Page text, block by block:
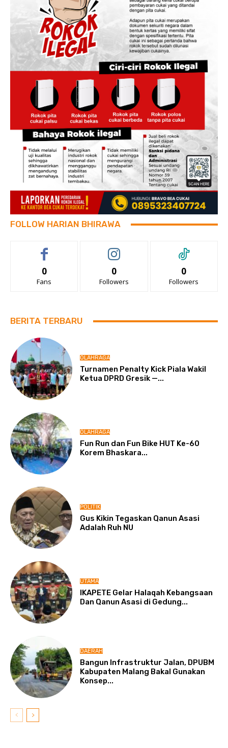
FOLLOW HARIAN BHIRAWA
0
Fans
0
Followers
0
Followers
BERITA TERBARU
OLAHRAGA
Turnamen Penalty Kick Piala Wakil
Ketua DPRD Gresik —...
OLAHRAGA
Fun Run dan Fun Bike HUT Ke-60
Korem Bhaskara...
POLITIK
Gus Kikin Tegaskan Qanun Asasi
Adalah Ruh NU
UTAMA
IKAPETE Gelar Halaqah Kebangsaan
Dan Qanun Asasi di Gedung...
DAERAH
Bangun Infrastruktur Jalan, DPUBM
Kabupaten Malang Bakal Gunakan
Konsep...